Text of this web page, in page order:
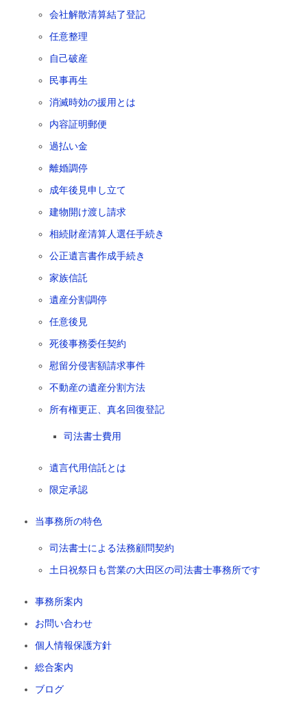
会社解散清算結了登記
任意整理
自己破産
民事再生
消滅時効の援用とは
内容証明郵便
過払い金
離婚調停
成年後見申し立て
建物開け渡し請求
相続財産清算人選任手続き
公正遺言書作成手続き
家族信託
遺産分割調停
任意後見
死後事務委任契約
慰留分侵害額請求事件
不動産の遺産分割方法
所有権更正、真名回復登記
司法書士費用
遺言代用信託とは
限定承認
当事務所の特色
司法書士による法務顧問契約
土日祝祭日も営業の大田区の司法書士事務所です
事務所案内
お問い合わせ
個人情報保護方針
総合案内
ブログ